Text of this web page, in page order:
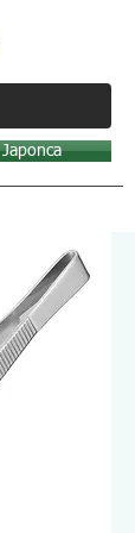
Japonca